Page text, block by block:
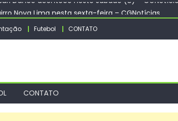
Nova Lima nesta sexta-feira – CGNotícias
apontar R$ 55,4 milhões em emendas suspeitas
Dance acontece neste sábado (8) – CGNotícias
Futebol CONTATO
CONTATO